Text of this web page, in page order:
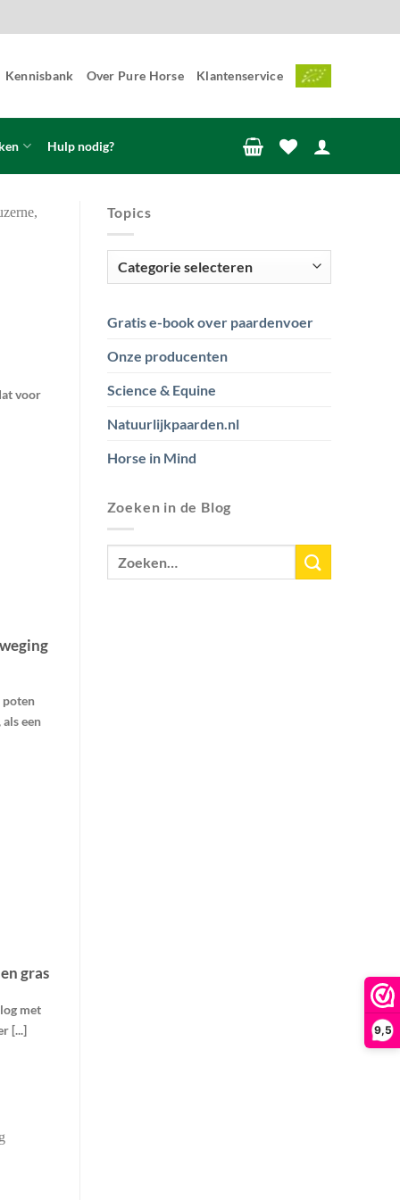
9,5
Kennisbank Over Pure Horse Klantenservice
Hulp nodig?
voor
poten
een
gras
met
[...]
Topics
Topics
Gratis e-book over paardenvoer
Onze producenten
Science & Equine
Natuurlijkpaarden.nl
Horse in Mind
Zoeken in de Blog